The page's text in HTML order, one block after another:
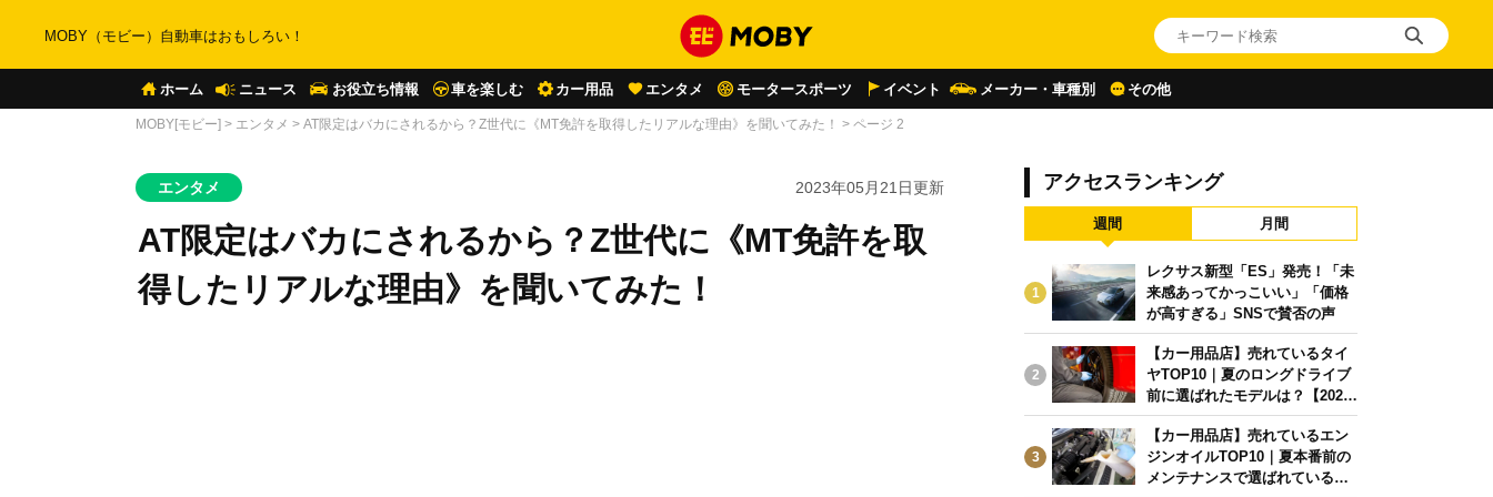
MOBY（モビー）自動車はおもしろい！
ホーム ニュース お役立ち情報 車を楽しむ カー用品 エンタメ モータースポーツ イベント メーカー・車種別 その他
MOBY[モビー] > エンタメ > AT限定はバカにされるから？Z世代に《MT免許を取得したリアルな理由》を聞いてみた！ > ページ 2
エンタメ 2023年05月21日更新
AT限定はバカにされるから？Z世代に《MT免許を取
得したリアルな理由》を聞いてみた！
アクセスランキング
週間 月間
1
レクサス新型「ES」発売！「未
来感あってかっこいい」「価格
が高すぎる」SNSで賛否の声
2
【カー用品店】売れているタイ
ヤTOP10｜夏のロングドライブ
前に選ばれたモデルは？【2026
年6月版】
3
【カー用品店】売れているエン
ジンオイルTOP10｜夏本番前の
メンテナンスで選ばれている人